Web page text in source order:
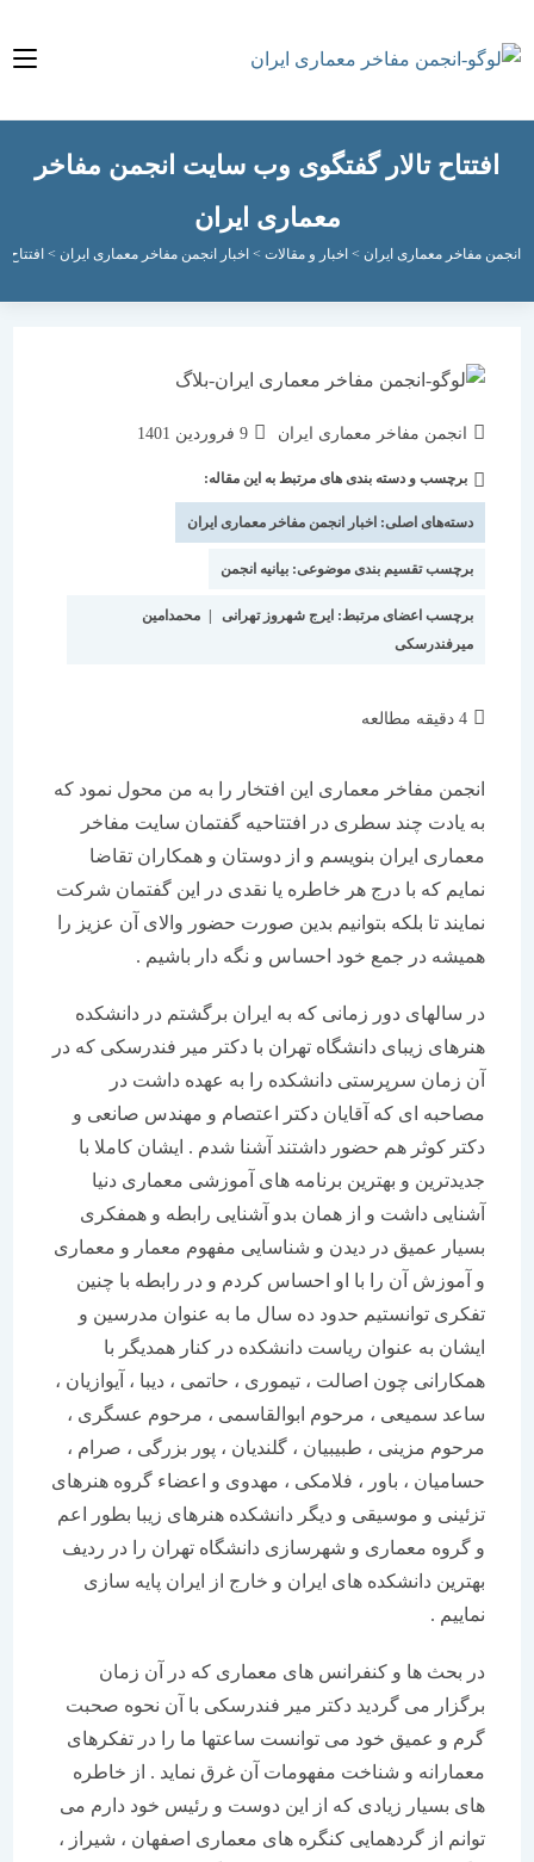
تالار گفتگوی وب سایت انجمن مفاخر
معماری ایران
مفاخر معماری ایران > اخبار و مقالات>اخبار انجمن مفاخر معماری ایران > افتتاح تالار
انجمن مفاخر معماری ایران
نوشته
شده
است:
9 فروردین 1401
برچسب و دسته بندی های مرتبط به این مقاله:
دسته‌های اصلی:اخبار انجمن مفاخر معماری ایران
برچسب تقسیم بندی موضوعی:بیانیه انجمن
برچسب اعضای مرتبط: ایرج شهروز تهرانی | محمدامین
میرفندرسکی
انجمن مفاخر معماری این افتخار را به من محول نمود که
به یادت چند سطری در افتتاحیه گفتمان سایت مفاخر
معماری ایران بنویسم و از دوستان و همکاران تقاضا
نمایم که با درج هر خاطره یا نقدی در این گفتمان شرکت
نمایند تا بلکه بتوانیم بدین صورت حضور والای آن عزیز را
همیشه در جمع خود احساس و نگه دار باشیم .
در سالهای دور زمانی که به ایران برگشتم در دانشکده
هنرهای زیبای دانشگاه تهران با دکتر میر فندرسکی که در
آن زمان سرپرستی دانشکده را به عهده داشت در
مصاحبه ای که آقایان دکتر اعتصام و مهندس صانعی و
دکتر کوثر هم حضور داشتند آشنا شدم . ایشان کاملا با
جدیدترین و بهترین برنامه های آموزشی معماری دنیا
آشنایی داشت و از همان بدو آشنایی رابطه و همفکری
بسیار عمیق در دیدن و شناسایی مفهوم معمار و معماری
و آموزش آن را با او احساس کردم و در رابطه با چنین
تفکری توانستیم حدود ده سال ما به عنوان مدرسین و
ایشان به عنوان ریاست دانشکده در کنار همدیگر با
همکارانی چون اصالت ، تیموری ، حاتمی ، دیبا ، آیوازیان ،
ساعد سمیعی ، مرحوم ابوالقاسمی ، مرحوم عسگری ،
مرحوم مزینی ، طبیبیان ، گلندیان ، پور بزرگی ، صرام ،
حسامیان ، باور ، فلامکی ، مهدوی و اعضاء گروه هنرهای
تزئینی و موسیقی و دیگر دانشکده هنرهای زیبا بطور اعم
و گروه معماری و شهرسازی دانشگاه تهران را در ردیف
بهترین دانشکده های ایران و خارج از ایران پایه سازی
نماییم .
در بحث ها و کنفرانس های معماری که در آن زمان
برگزار می گردید دکتر میر فندرسکی با آن نحوه صحبت
گرم و عمیق خود می توانست ساعتها ما را در تفکرهای
معمارانه و شناخت مفهومات آن غرق نماید . از خاطره
های بسیار زیادی که از این دوست و رئیس خود دارم می
توانم از گردهمایی کنگره های معماری اصفهان ، شیراز ،